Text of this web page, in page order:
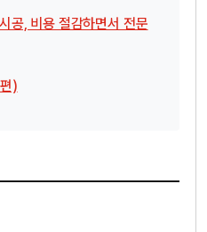
공, 비용 절감하면서 전문
)